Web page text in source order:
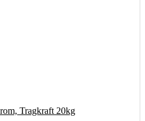
Tragkraft 20kg